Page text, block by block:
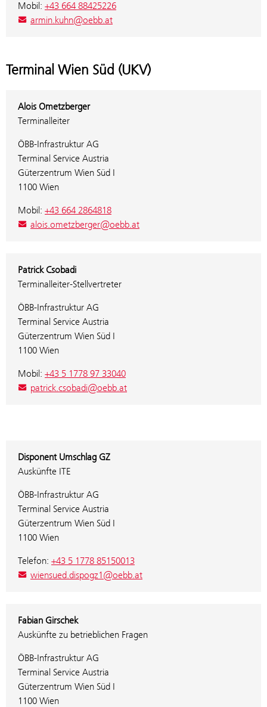
Mobil: +43 664 88425226
armin.kuhn@oebb.at
Terminal Wien Süd (UKV)
Alois Ometzberger
Terminalleiter
ÖBB-Infrastruktur AG
Terminal Service Austria
Güterzentrum Wien Süd I
1100 Wien
Mobil: +43 664 2864818
alois.ometzberger@oebb.at
Patrick Csobadi
Terminalleiter-Stellvertreter
ÖBB-Infrastruktur AG
Terminal Service Austria
Güterzentrum Wien Süd I
1100 Wien
Mobil: +43 5 1778 97 33040
patrick.csobadi@oebb.at
Disponent Umschlag GZ
Auskünfte ITE
ÖBB-Infrastruktur AG
Terminal Service Austria
Güterzentrum Wien Süd I
1100 Wien
Telefon: +43 5 1778 85150013
wiensued.dispogz1@oebb.at
Fabian Girschek
Auskünfte zu betrieblichen Fragen
ÖBB-Infrastruktur AG
Terminal Service Austria
Güterzentrum Wien Süd I
1100 Wien